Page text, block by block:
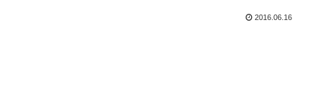
2016.06.16